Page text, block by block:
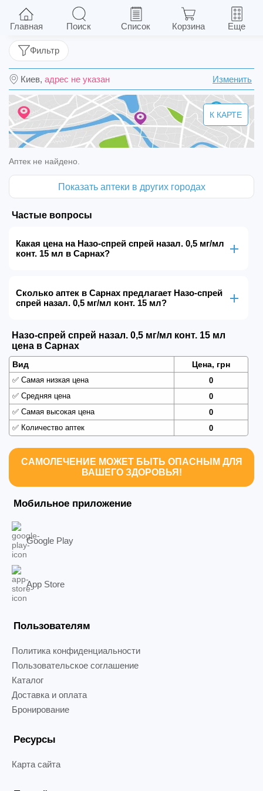
Назо-спрей спрей назал. 0,5 мг/мл конт. 15 мл
Киев, адрес не указан Изменить
Фильтр
К КАРТЕ
Аптек не найдено.
Показать аптеки в других городах
Частые вопросы
Какая цена на Назо-спрей спрей назал. 0,5 мг/мл
конт. 15 мл в Сарнах?
Сколько аптек в Сарнах предлагает Назо-спрей
спрей назал. 0,5 мг/мл конт. 15 мл?
Назо-спрей спрей назал. 0,5 мг/мл конт. 15 мл
цена в Сарнах
Вид Цена, грн
✅ Самая низкая цена
0
✅ Средняя цена
0
✅ Самая высокая цена
0
✅ Количество аптек 0
САМОЛЕЧЕНИЕ МОЖЕТ БЫТЬ ОПАСНЫМ ДЛЯ
ВАШЕГО ЗДОРОВЬЯ!
Мобильное приложение
Google Play
App Store
Пользователям
Политика конфиденциальности
Пользовательское соглашение
Каталог
Доставка и оплата
Бронирование
Ресурсы
Карта сайта
Главная Поиск Список Корзина Еще